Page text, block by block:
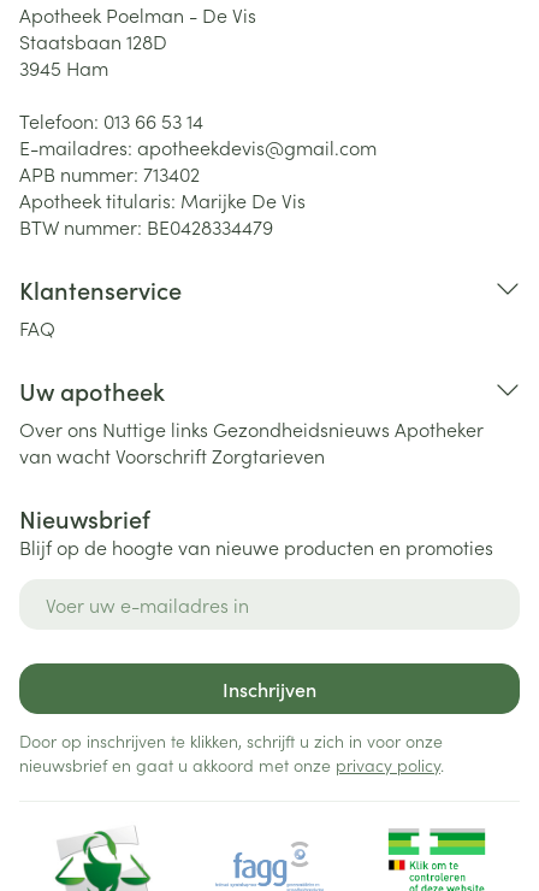
Apotheek Poelman - De Vis
Staatsbaan 128D
3945 Ham
Telefoon: 013 66 53 14
E-mailadres: apotheekdevis@gmail.com
APB nummer: 713402
Apotheek titularis: Marijke De Vis
BTW nummer: BE0428334479
Klantenservice
FAQ
Uw apotheek
Over ons Nuttige links Gezondheidsnieuws Apotheker
van wachtVoorschriftZorgtarieven
Nieuwsbrief
Blijf op de hoogte van nieuwe producten en promoties
Inschrijven
Door op inschrijven te klikken, schrijft u zich in voor onze
nieuwsbrief en gaat u akkoord met onze privacy policy.